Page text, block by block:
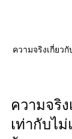
ความจริงเกี่ยว
ความจริ
เท่ากับไ